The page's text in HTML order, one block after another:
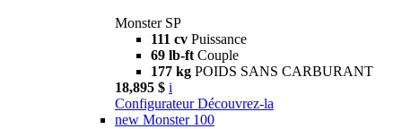
Monster SP
111 cv Puissance
69 lb-ft Couple
177 kg POIDS SANS CARBURANT
18,895 $ i
Configurateur Découvrez-la
new Monster 100